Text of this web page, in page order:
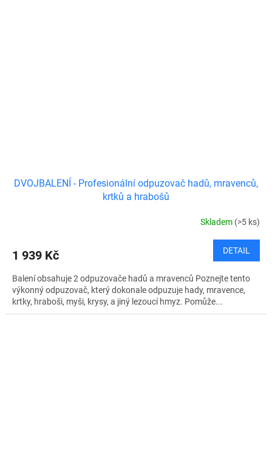
DVOJBALENÍ - Profesionální odpuzovač hadů, mravenců,
krtků a hrabošů
Skladem (>5 ks)
1 939 Kč DETAIL
Balení obsahuje 2 odpuzovače hadů a mravenců Poznejte tento
výkonný odpuzovač, který dokonale odpuzuje hady, mravence,
krtky, hraboši, myši, krysy, a jiný lezoucí hmyz. Pomůže...